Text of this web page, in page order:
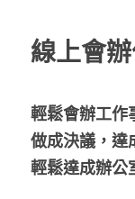
線上會
輕鬆會辦工作
做成決議，達
輕鬆達成辦公